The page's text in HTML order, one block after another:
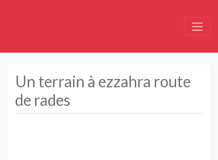
Un terrain à ezzahra route
de rades